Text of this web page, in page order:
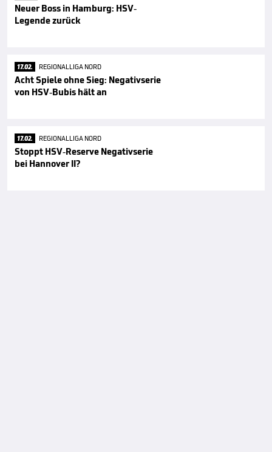
Neuer Boss in Hamburg: HSV-
Legende zurück
17.02. REGIONALLIGA NORD
Acht Spiele ohne Sieg: Negativserie
von HSV-Bubis hält an
17.02. REGIONALLIGA NORD
Stoppt HSV-Reserve Negativserie
bei Hannover II?